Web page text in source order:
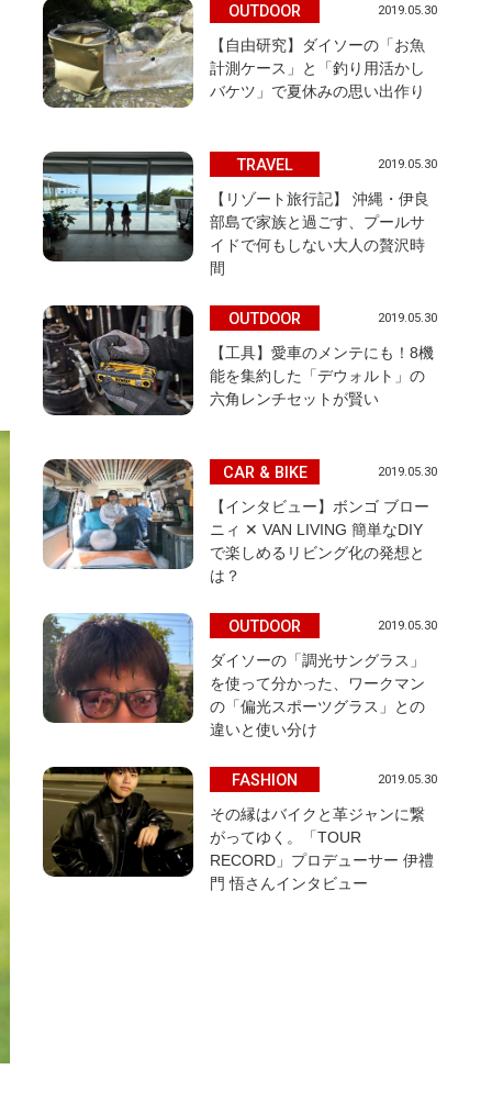
OUTDOOR 2019.05.30
【自由研究】ダイソーの「お魚
計測ケース」と「釣り用活かし
バケツ」で夏休みの思い出作り
TRAVEL 2019.05.30
【リゾート旅行記】 沖縄・伊良
部島で家族と過ごす、プールサ
イドで何もしない大人の贅沢時
間
OUTDOOR 2019.05.30
【工具】愛車のメンテにも！8機
能を集約した「デウォルト」の
六角レンチセットが賢い
CAR & BIKE 2019.05.30
【インタビュー】ボンゴ ブロー
ニィ ✕ VAN LIVING 簡単なDIY
で楽しめるリビング化の発想と
は？
OUTDOOR 2019.05.30
ダイソーの「調光サングラス」
を使って分かった、ワークマン
の「偏光スポーツグラス」との
違いと使い分け
FASHION 2019.05.30
その縁はバイクと革ジャンに繋
がってゆく。「TOUR
RECORD」プロデューサー 伊禮
門 悟さんインタビュー